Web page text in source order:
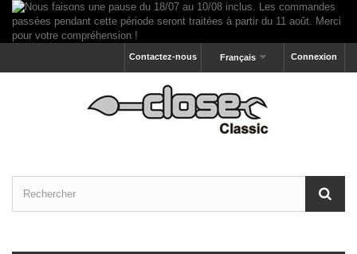
Connexion
Français
Contactez-nous